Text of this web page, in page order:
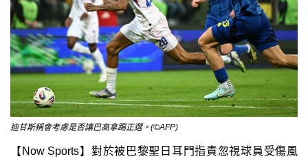
迪甘斯稱會考慮是否讓巴高拿踢正選。(©AFP)
【Now Sports】對於被巴黎聖日耳門指責忽視球員受傷風